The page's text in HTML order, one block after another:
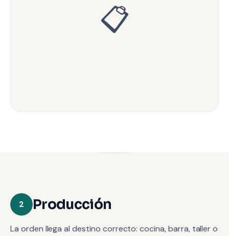
📋
2 Producción
La orden llega al destino correcto: cocina, barra, taller o